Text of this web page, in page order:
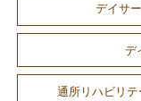
デイサ
デ
通所リハビリ